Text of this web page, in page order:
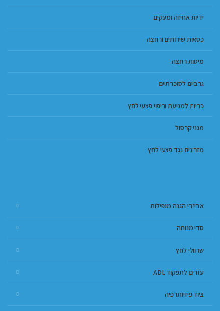
ידיות אחיזה ומעקים
כסאות שירותים ורחצה
מיטות רחצה
גרביים לסוכרתיים
כריות למניעת וריפוי פצעי לחץ
מגני קרסול
מזרונים נגד פצעי לחץ
אביזרי הגנה מנפילות
סדי מנוחה
שרוולי לחץ
עזרים לתפקוד ADL
ציוד פיזיותרפיה